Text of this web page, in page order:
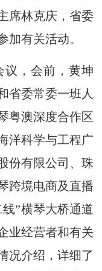
席林克庆，省委
加有关活动。
，会前，黄坤
省委常委一班人
粤澳深度合作区
洋科学与工程广
份有限公司、珠
跨境电商及直播
”横琴大桥通道
业经营者和有关
况介绍，详细了